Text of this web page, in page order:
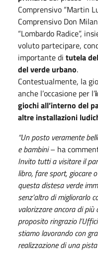
Comprensivo “Martin
Comprensivo Don
“Lombardo Radice”,
voluto partecipare,
importante di tutela
del verde urbano.
Contestualmente, la
anche l’occasione per l’
giochi all’interno del
altre installazioni
“Un posto veramente
e bambini– ha
Invito tutti a visitare il
libro, fare sport, giocare
questa distesa verde
senz’altro di migliorarlo
valorizzare ancora di
proposito ringrazio
stiamo lavorando con
realizzazione di una